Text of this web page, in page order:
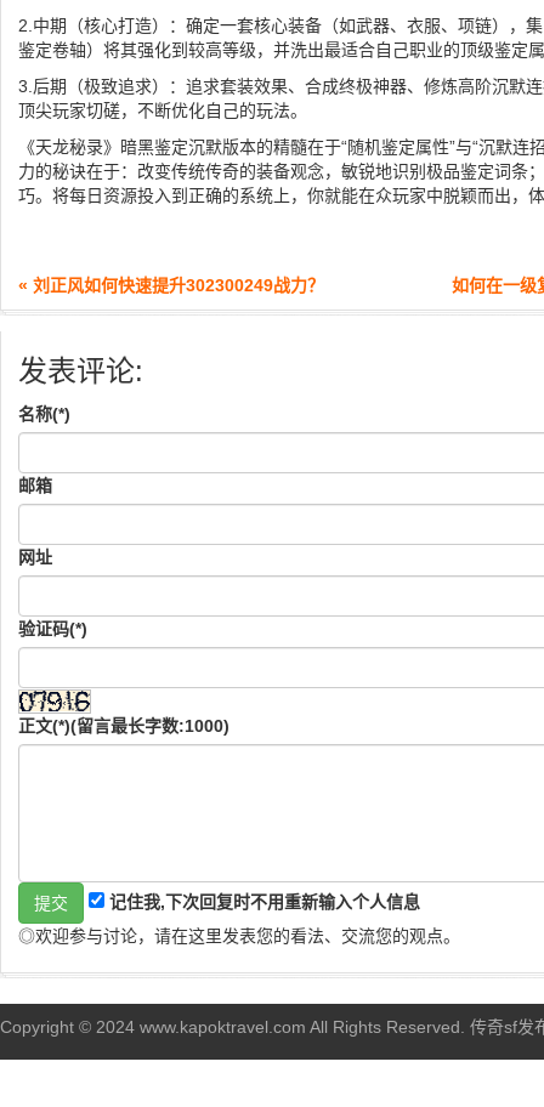
2.中期（核心打造）：确定一套核心装备（如武器、衣服、项链），
鉴定卷轴）将其强化到较高等级，并洗出最适合自己职业的顶级鉴定
3.后期（极致追求）：追求套装效果、合成终极神器、修炼高阶沉默
顶尖玩家切磋，不断优化自己的玩法。
《天龙秘录》暗黑鉴定沉默版本的精髓在于“随机鉴定属性”与“沉默连
力的秘诀在于：改变传统传奇的装备观念，敏锐地识别极品鉴定词条
巧。将每日资源投入到正确的系统上，你就能在众玩家中脱颖而出，
« 刘正风如何快速提升302300249战力？ 如何在一级
发表评论:
名称(*)
邮箱
网址
验证码(*)
正文(*)(留言最长字数:1000)
记住我,下次回复时不用重新输入个人信息
◎欢迎参与讨论，请在这里发表您的看法、交流您的观点。
Copyright © 2024 www.kapoktravel.com All Rights Reserved. 传奇sf发